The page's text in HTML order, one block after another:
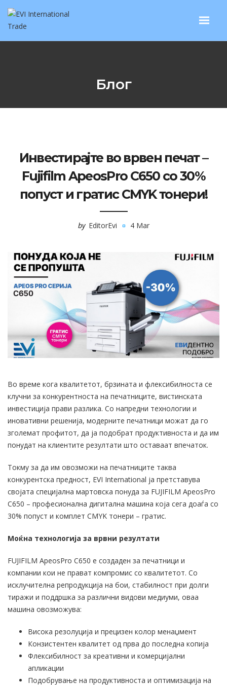
Блог
Инвестирајте во врвен печат –
Fujifilm ApeosPro C650 со 30%
попуст и гратис CMYK тонери!
by EditorEvi 4 Mar
Во време кога квалитетот, брзината и флексибилноста се
клучни за конкурентноста на печатниците, вистинската
инвестиција прави разлика. Со напредни технологии и
иновативни решенија, модерните печатници можат да го
зголемат профитот, да ја подобрат продуктивноста и да им
понудат на клиентите резултати што оставаат впечаток.
Токму за да им овозможи на печатниците таква
конкурентска предност, EVI International ја претставува
својата специјална мартовска понуда за FUJIFILM ApeosPro
C650 – професионална дигитална машина која сега доаѓа со
30% попуст и комплет CMYK тонери – гратис.
Моќна технологија за врвни резултати
FUJIFILM ApeosPro C650 е создаден за печатници и
компании кои не прават компромис со квалитетот. Со
исклучителна репродукција на бои, стабилност при долги
тиражи и поддршка за различни видови медиуми, оваа
машина овозможува:
Висока резолуција и прецизен колор менаџмент
Конзистентен квалитет од прва до последна копија
Флексибилност за креативни и комерцијални
апликации
Подобрување на продуктивноста и оптимизација на